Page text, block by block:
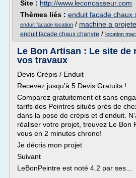
Site : http://www.leconcasseur.com
Thèmes liés : enduit facade chaux
enduit facade location / machine a
enduit facade chaux chanvre / location
Le Bon Artisan : Le site de
vos travaux
Devis Crépis / Enduit
Recevez jusqu'à 5 Devis Gratuits !
Comparez gratuitement et sans
tarifs des Peintres situés près de
dans la pose de crépis et d'enduit.
réaliser votre projet, trouvez Le Bon
vous en 2 minutes chrono!
Je décris mon projet
Suivant
LeBonPeintre est noté 4.2 par ses...